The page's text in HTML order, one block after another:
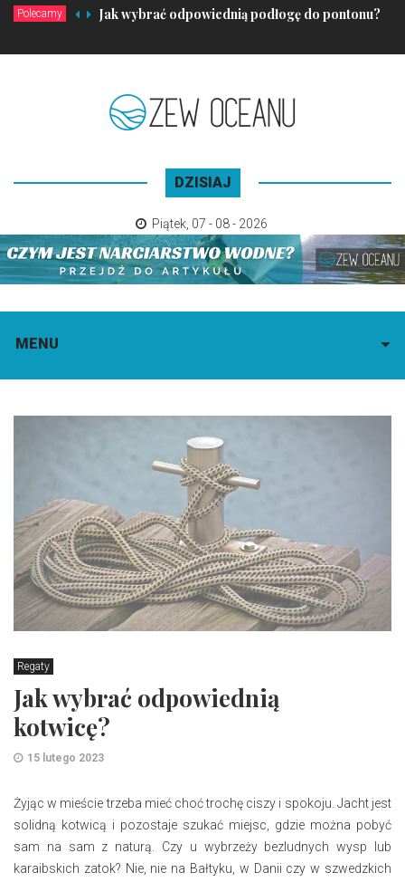
Polecamy Jak wybrać odpowiednią podłogę do pontonu?
DZISIAJ
Piątek 07 - 08 - 2026
MENU
Regaty
Jak wybrać odpowiednią
kotwicę?
15 lutego 2023
Żyjąc w mieście trzeba mieć choć trochę ciszy i spokoju. Jacht jest
solidną kotwicą i pozostaje szukać miejsc, gdzie można pobyć
sam na sam z naturą. Czy u wybrzeży bezludnych wysp lub
karaibskich zatok? Nie, nie na Bałtyku, w Danii czy w szwedzkich